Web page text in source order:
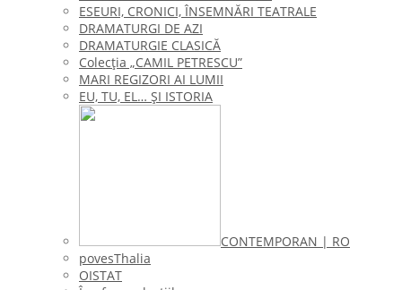
ESEURI, CRONICI, ÎNSEMNĂRI TEATRALE
DRAMATURGI DE AZI
DRAMATURGIE CLASICĂ
Colecţia „CAMIL PETRESCU”
MARI REGIZORI AI LUMII
EU, TU, EL… ŞI ISTORIA
CONTEMPORAN | RO
povesThalia
OISTAT